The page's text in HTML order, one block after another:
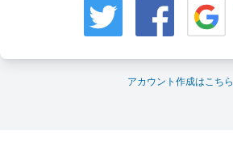
アカウント作成はこちら